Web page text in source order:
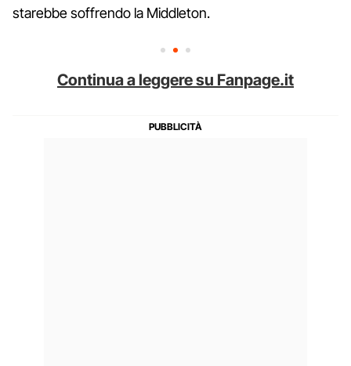
starebbe soffrendo la Middleton.
Continua a leggere su Fanpage.it